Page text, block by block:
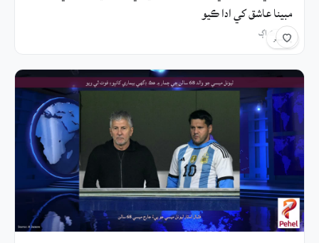
مبينا عاشق کي ادا ڪيو
3 ڪلاڪ اڳ شيئر